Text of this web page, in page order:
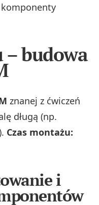
budowa
znanej z ćwiczeń
długą (np.
Czas montażu:
i